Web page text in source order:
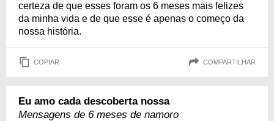
certeza de que esses foram os 6 meses mais felizes
da minha vida e de que esse é apenas o começo da
nossa história.
COPIAR COMPARTILHAR
Eu amo cada descoberta nossa
Mensagens de 6 meses de namoro